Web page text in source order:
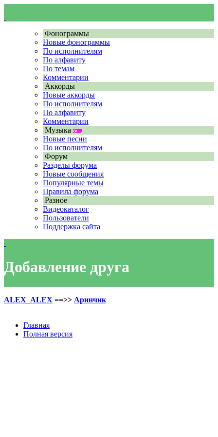
Фонограммы
Новые фонограммы
По исполнителям
По алфавиту
По темам
Комментарии
Аккорды
Новые аккорды
По исполнителям
По алфавиту
Комментарии
Музыка
Новые песни
По исполнителям
Форум
Разделы форума
Новые сообщения
Популярные темы
Правила форума
Разное
Видеокаталог
Пользователи
Поддержка сайта
Добавление друга
ALEX_ALEX ==>> Аринчик
Главная
Полная версия